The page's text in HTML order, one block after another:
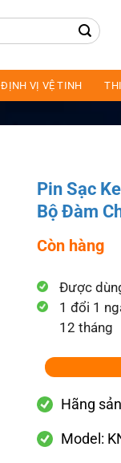
ĐỊNH VỊ VỆ TINH
Pin Sạc
Bộ Đàm
Còn hàng
Được
1 đổi 1
12 tháng
Hãng
Model: